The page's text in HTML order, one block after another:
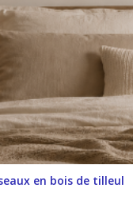
en bois de tilleul